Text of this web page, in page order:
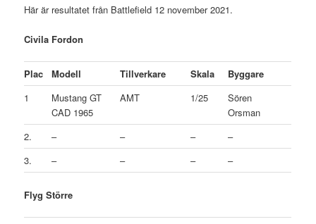
Här är resultatet från Battlefield 12 november 2021.
Civila Fordon
Plac Modell Tillverkare Skala
Byggare
1
Mustang GT
CAD 1965
AMT 1/25
Sören
Orsman
2.
– – –
–
3.
– – – –
Flyg Större